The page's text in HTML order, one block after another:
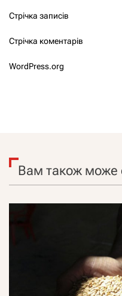
Стрічка записів
Стрічка коментарів
WordPress.org
Вам також може